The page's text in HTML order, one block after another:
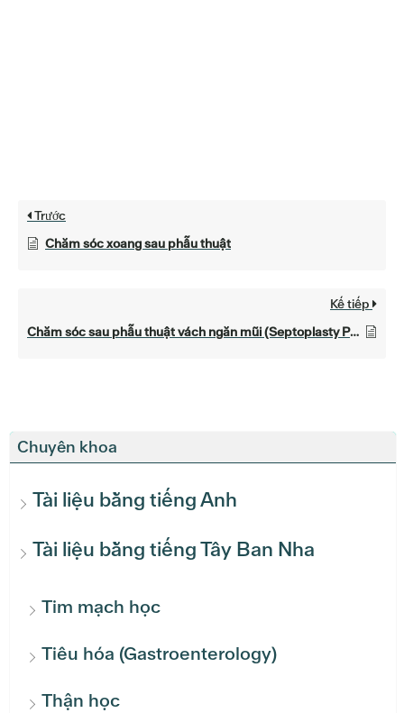
Chuyên khoa
Tài liệu bằng tiếng Anh
Tài liệu bằng tiếng Tây Ban Nha
Tim mạch học
Tiêu hóa (Gastroenterology)
Thận học
Trước
Chăm sóc xoang sau phẫu thuật
Kế tiếp
Chăm sóc sau phẫu thuật vách ngăn mũi (Septoplasty Post-Surgery Care)